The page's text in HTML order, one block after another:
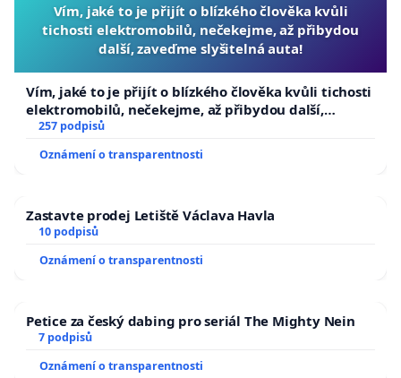
Vím, jaké to je přijít o blízkého člověka kvůli
tichosti elektromobilů, nečekejme, až přibydou
další, zaveďme slyšitelná auta!
Vím, jaké to je přijít o blízkého člověka kvůli tichosti
elektromobilů, nečekejme, až přibydou další,
zaveďme slyšitelná auta!
257 podpisů
Oznámení o transparentnosti
Zastavte prodej Letiště Václava Havla
10 podpisů
Oznámení o transparentnosti
Petice za český dabing pro seriál The Mighty Nein
7 podpisů
Oznámení o transparentnosti